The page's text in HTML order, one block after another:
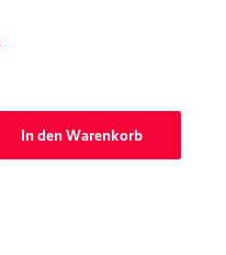
In den Warenkorb